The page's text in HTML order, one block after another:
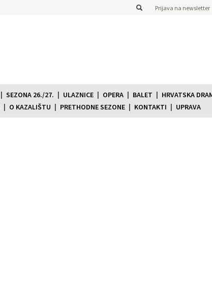
Prijava na newsletter
SEZONA 26./27. ULAZNICE OPERA BALET HRVATSKA
O KAZALIŠTU PRETHODNE SEZONE KONTAKTI UPRAVA